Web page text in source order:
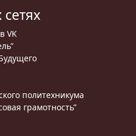
VK
политехникума
грамотность”